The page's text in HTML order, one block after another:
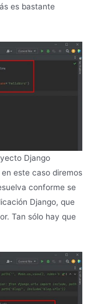
es bastante
Django
este caso diremos
conforme se
Django, que
Tan sólo hay que